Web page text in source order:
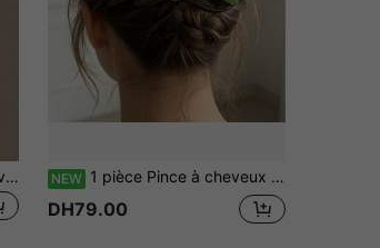
2 pièces/1 pièce Pinces à cheveux en forme de fleur de plage rose 8cm/3,15in pour femmes, accessoires de cheveux en plastique léger pour la salle de bain, premium pour les sorties quotidiennes, décontractées, fêtes, trajets, vacances à la plage, attacher les cheveux, queue de cheval, chignon, lavage du visage, bain, maquillage, assortiment de tenues, accessoires de cheveux pinces à cheveux de plage NEW 1 pièce Pince à cheveux minimaliste torsadée, pince à cheveux haut de gamme pour chignon à l'arrière de la tête, pince à cheveux droite
DH79.00